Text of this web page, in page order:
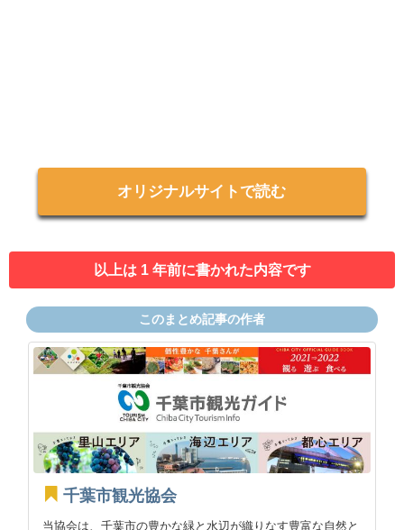
オリジナルサイトで読む
以上は 1 年前に書かれた内容です
このまとめ記事の作者
千葉市観光協会
当協会は、千葉市の豊かな緑と水辺が織りなす豊富な自然と